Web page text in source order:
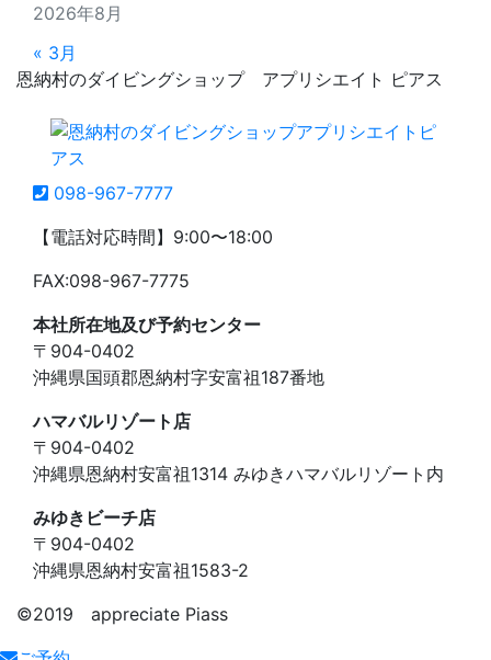
2026年8月
« 3月
恩納村のダイビングショップ アプリシエイト ピアス
098-967-7777
【電話対応時間】9:00〜18:00
FAX:098-967-7775
本社所在地及び予約センター
〒904-0402
沖縄県国頭郡恩納村字安富祖187番地
ハマバルリゾート店
〒904-0402
沖縄県恩納村安富祖1314 みゆきハマバルリゾート内
みゆきビーチ店
〒904-0402
沖縄県恩納村安富祖1583-2
©️2019 appreciate Piass